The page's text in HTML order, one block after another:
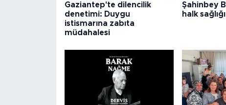
Gaziantep'te dilencilik
denetimi: Duygu
istismarına zabıta
müdahalesi
Şahinbey
halk